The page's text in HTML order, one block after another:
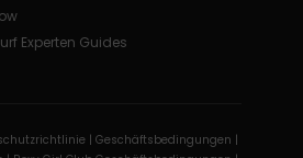
Experten Guides
| Geschäftsbedingungen |